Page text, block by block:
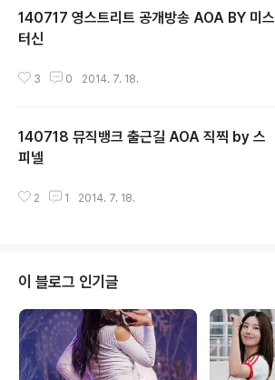
140717 영스트리트 공개방송 AOA BY 미스
터신
3 0 2014. 7. 18.
140718 뮤직뱅크 출근길 AOA 직찍 by 스
피넬
2 1 2014. 7. 18.
이 블로그 인기글